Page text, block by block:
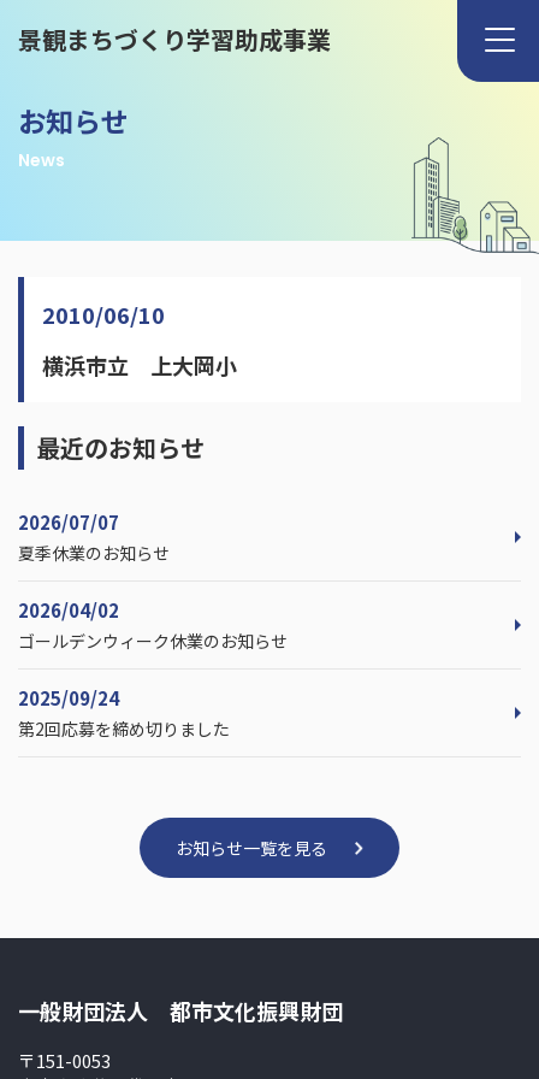
景観まちづくり学習助成事業
お知らせ
News
2010/06/10
横浜市立 上大岡小
最近のお知らせ
2026/07/07
夏季休業のお知らせ
2026/04/02
ゴールデンウィーク休業のお知らせ
2025/09/24
第2回応募を締め切りました
お知らせ一覧を見る
一般財団法人 都市文化振興財団
〒151-0053